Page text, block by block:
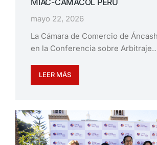
MIAC-CAMACOL PERÚ
mayo 22, 2026
La Cámara de Comercio de
en la Conferencia sobre
LEER MÁS